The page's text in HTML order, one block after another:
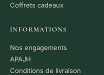
Coffrets cadeaux
INFORMATIONS
Nos engagements
APAJH
Conditions de livraison